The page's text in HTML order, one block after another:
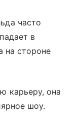
часто
в
на стороне
карьеру, она
шоу.